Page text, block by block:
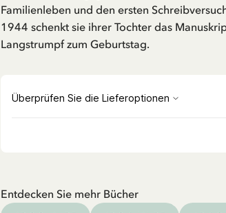
Familienleben und den ersten
1944 schenkt sie ihrer Tochter das
Langstrumpf zum Geburtstag.
Entdecken Sie mehr Bücher